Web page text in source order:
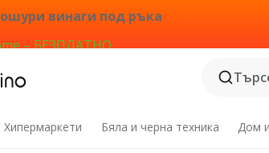
винаги под ръка
– БЕЗПЛАТНО
Хипермаркети Бяла и черна техника Дом